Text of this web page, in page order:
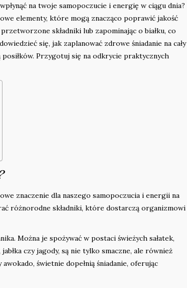
na twoje samopoczucie i energię w ciągu dnia?
elementy, które mogą znacząco poprawić jakość
składniki lub zapominając o białku, co
się, jak zaplanować zdrowe śniadanie na cały
Przygotuj się na odkrycie praktycznych
znaczenie dla naszego samopoczucia i energii na
różnorodne składniki, które dostarczą organizmowi
Można je spożywać w postaci świeżych sałatek,
czy jagody, są nie tylko smaczne, ale również
świetnie dopełnią śniadanie, oferując